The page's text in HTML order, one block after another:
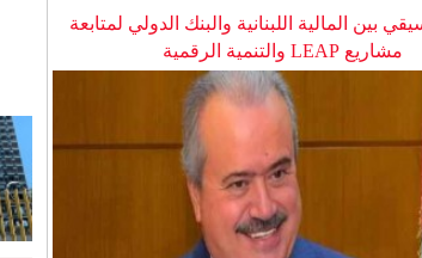
بين المالية اللبنانية والبنك الدولي لمتابعة
مشاريع LEAP والتنمية الرقمية